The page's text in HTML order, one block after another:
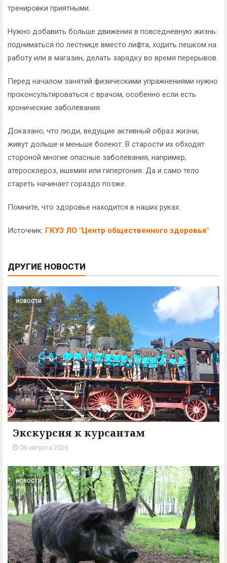
тренировки приятными.
Нужно добавить больше движения в повседневную жизнь:
подниматься по лестнице вместо лифта, ходить пешком на
работу или в магазин, делать зарядку во время перерывов.
Перед началом занятий физическими упражнениями нужно
проконсультироваться с врачом, особенно если есть
хронические заболевания.
Доказано, что люди, ведущие активный образ жизни,
живут дольше и меньше болеют. В старости их обходят
стороной многие опасные заболевания, например,
атеросклероз, ишемия или гипертония. Да и само тело
стареть начинает гораздо позже.
Помните, что здоровье находится в наших руках.
Источник: ГКУЗ ЛО "Центр общественного здоровья"
ДРУГИЕ НОВОСТИ
НОВОСТИ
Экскурсия к курсантам
06 августа 2026
НОВОСТИ